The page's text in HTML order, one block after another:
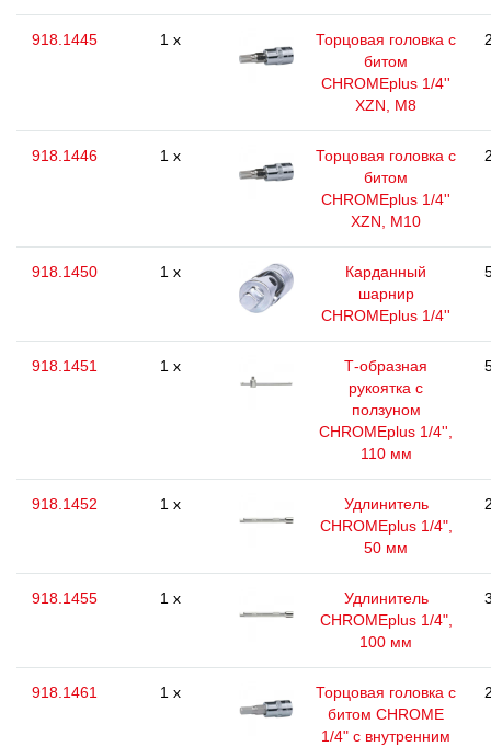
918.1445 1 x
Торцовая головка с
битом
CHROMEplus 1/4''
XZN, M8
918.1446 1 x
Торцовая головка с
битом
CHROMEplus 1/4''
XZN, M10
918.1450 1 x
Карданный
шарнир
CHROMEplus 1/4''
918.1451 1 x
Т-образная
рукоятка с
ползуном
CHROMEplus 1/4'',
110 мм
918.1452 1 x
Удлинитель
CHROMEplus 1/4",
50 мм
918.1455 1 x
Удлинитель
CHROMEplus 1/4",
100 мм
918.1461 1 x
Торцовая головка с
битом CHROME
1/4" с внутренним